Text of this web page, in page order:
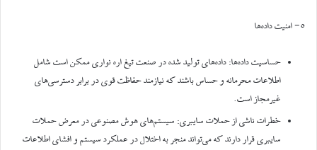
۵- امنیت داده‌ها
حساسیت داده‌ها: داده‌های تولید شده در صنعت تیغ اره نواری ممکن است شامل
اطلاعات محرمانه و حساس باشند که نیازمند حفاظت قوی در برابر دسترسی‌های
غیرمجاز است.
خطرات ناشی از حملات سایبری: سیستم‌های هوش مصنوعی در معرض حملات
سایبری قرار دارند که می‌تواند منجر به اختلال در عملکرد سیستم و افشای اطلاعات